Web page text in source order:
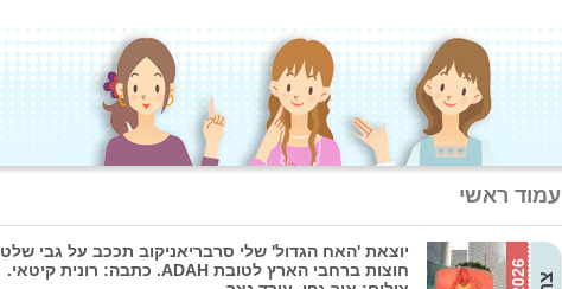
עמוד ראשי
יוצאת 'האח הגדול' שלי סרבריאניקוב תככב על גבי
חוצות ברחבי הארץ לטובת ADAH. כתבה: רונית קיטאי.